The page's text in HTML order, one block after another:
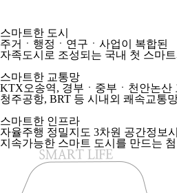
스마트한 도시
주거ㆍ행정ㆍ연구ㆍ사업이 복합된
자족도시로 조성되는 국내 첫 스마트
스마트한 교통망
KTX오송역, 경부ㆍ중부ㆍ천안논산
청주공항, BRT 등 시내외 쾌속교통
스마트한 인프라
자율주행 정밀지도 3차원 공간정보
지속가능한 스마트 도시를 만드는